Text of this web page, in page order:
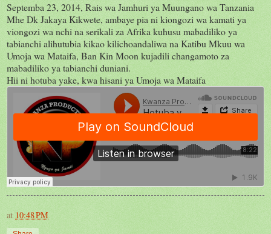
Septemba 23, 2014, Rais wa Jamhuri ya Muungano wa Tanzania
Mhe Dk Jakaya Kikwete, ambaye pia ni kiongozi wa kamati ya
viongozi wa nchi na serikali za Afrika kuhusu mabadiliko ya
tabianchi alihutubia kikao kilichoandaliwa na Katibu Mkuu wa
Umoja wa Mataifa, Ban Kin Moon kujadili changamoto za
mabadiliko ya tabianchi duniani.
Hii ni hotuba yake, kwa hisani ya Umoja wa Mataifa
at 10:48 PM